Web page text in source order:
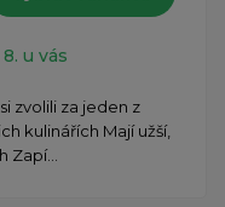
8. u vás
zvolili za jeden z
kulinářích Mají užší,